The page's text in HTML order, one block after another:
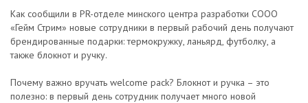
Как сообщили в PR-отделе минского центра разработки СООО
«Гейм Стрим» новые сотрудники в первый рабочий день получают
брендированные подарки: термокружку, ланьярд, футболку, а
также блокнот и ручку.
Почему важно вручать welcome pack? Блокнот и ручка – это
полезно: в первый день сотрудник получает много новой